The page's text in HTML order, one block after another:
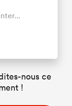
nous ce
!